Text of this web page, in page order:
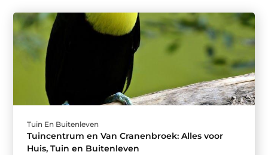
Tuin En Buitenleven
Tuincentrum en Van Cranenbroek: Alles voor
Huis, Tuin en Buitenleven